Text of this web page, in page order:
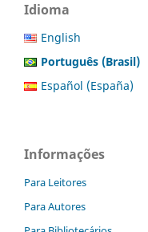
Idioma
English
Português (Brasil)
Español (España)
Informações
Para Leitores
Para Autores